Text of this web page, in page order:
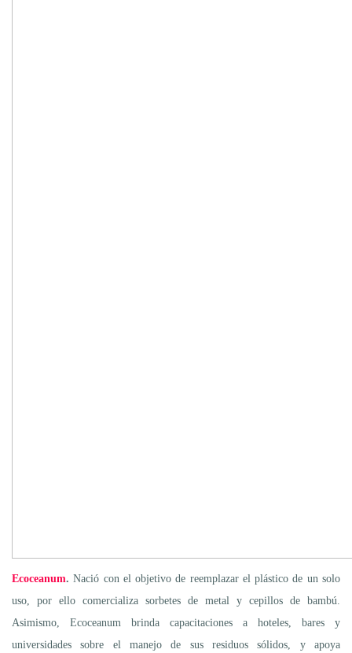
Ecoceanum. Nació con el objetivo de reemplazar el plástico de un solo
uso, por ello comercializa sorbetes de metal y cepillos de bambú.
Asimismo, Ecoceanum brinda capacitaciones a hoteles, bares y
universidades sobre el manejo de sus residuos sólidos, y apoya